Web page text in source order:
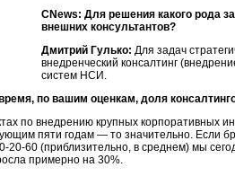
CNews: Для решения какого рода
внешних консультантов?
Дмитрий Гулько: Для задач
внедренческий консалтинг
систем НСИ.
по вашим оценкам, доля
по внедрению крупных корпоративных
пяти годам — то значительно. Если
60 (приблизительно, в среднем) мы
примерно на 30%.